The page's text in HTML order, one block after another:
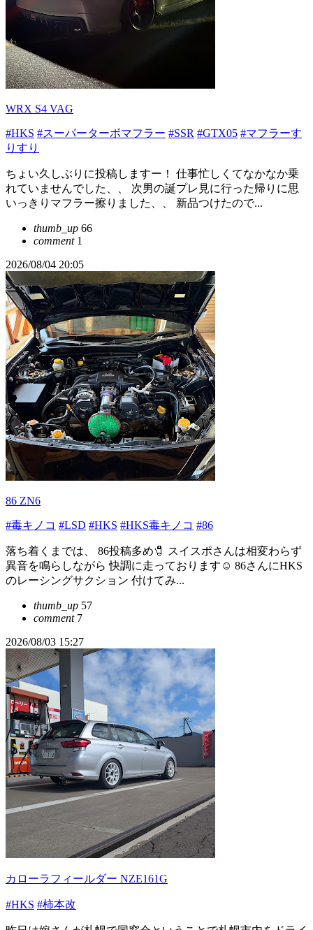
WRX S4 VAG
#HKS #スーパーターボマフラー #SSR #GTX05 #マフラーす
りすり
ちょい久しぶりに投稿しますー！ 仕事忙しくてなかなか乗
れていませんでした、、 次男の誕プレ見に行った帰りに思
いっきりマフラー擦りました、、 新品つけたので...
thumb_up 66
comment1
2026/08/04 20:05
86 ZN6
#毒キノコ #LSD #HKS #HKS毒キノコ #86
落ち着くまでは、 86投稿多め🧷 スイスポさんは相変わらず
異音を鳴らしながら 快調に走っております☺️ 86さんにHKS
のレーシングサクション 付けてみ...
thumb_up 57
comment7
2026/08/03 15:27
カローラフィールダー NZE161G
#HKS #柿本改